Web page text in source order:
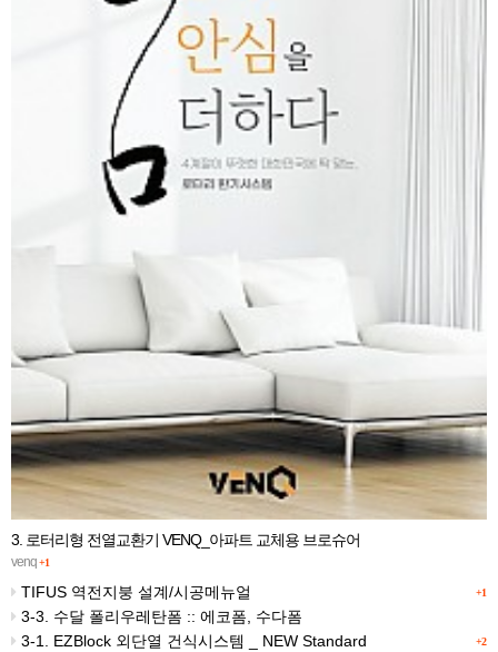
3. 로터리형 전열교환기 VENQ_아파트 교체용 브로슈어
venq+1
+1
TIFUS 역전지붕 설계/시공메뉴얼
3-3. 수달 폴리우레탄폼 :: 에코폼, 수다폼
+2
3-1. EZBlock 외단열 건식시스템 _ NEW Standard